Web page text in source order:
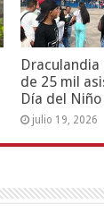
Draculandia
de 25 mil
Día del Niño
julio 19, 2026